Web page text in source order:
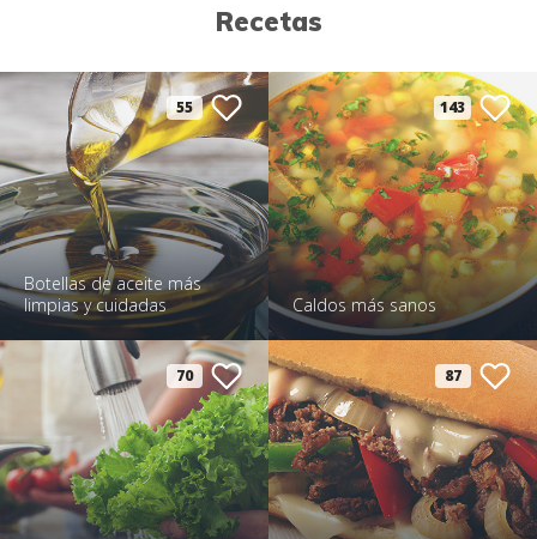
Recetas
55
Botellas de aceite más
limpias y cuidadas
143
Caldos más sanos
70 87